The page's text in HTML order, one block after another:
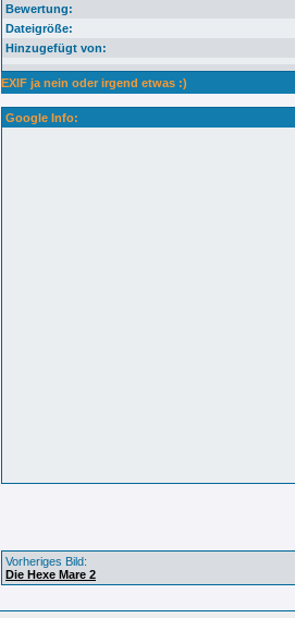
Bewertung:
Dateigröße:
Hinzugefügt von:
EXIF ja nein oder irgend etwas :)
Google Info:
Vorheriges Bild:
Die Hexe Mare 2